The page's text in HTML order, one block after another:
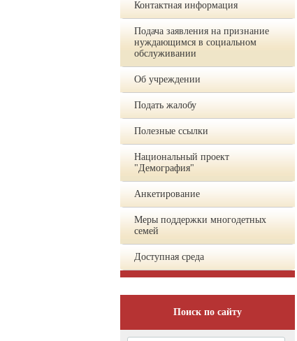
Контактная информация
Подача заявления на признание
нуждающимся в социальном
обслуживании
Об учреждении
Подать жалобу
Полезные ссылки
Национальный проект
"Демография"
Анкетирование
Меры поддержки многодетных
семей
Доступная среда
Поиск по сайту